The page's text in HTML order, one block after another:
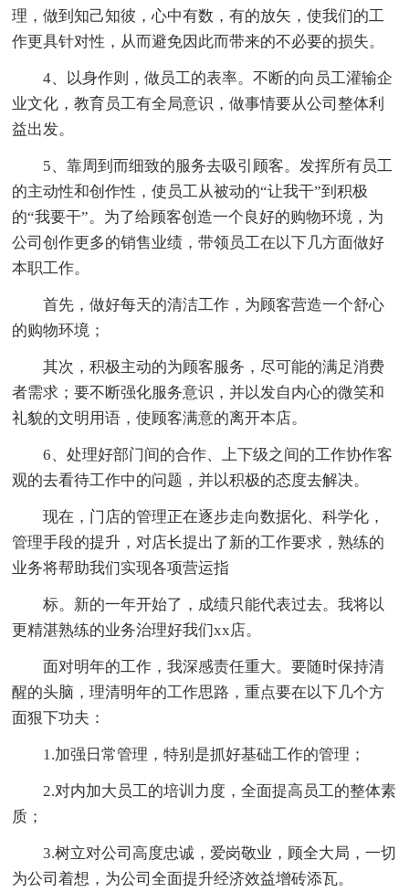
理，做到知己知彼，心中有数，有的放矢，使我们的工
作更具针对性，从而避免因此而带来的不必要的损失。
4、以身作则，做员工的表率。不断的向员工灌输企
业文化，教育员工有全局意识，做事情要从公司整体利
益出发。
5、靠周到而细致的服务去吸引顾客。发挥所有员工
的主动性和创作性，使员工从被动的“让我干”到积极
的“我要干”。为了给顾客创造一个良好的购物环境，为
公司创作更多的销售业绩，带领员工在以下几方面做好
本职工作。
首先，做好每天的清洁工作，为顾客营造一个舒心
的购物环境；
其次，积极主动的为顾客服务，尽可能的满足消费
者需求；要不断强化服务意识，并以发自内心的微笑和
礼貌的文明用语，使顾客满意的离开本店。
6、处理好部门间的合作、上下级之间的工作协作客
观的去看待工作中的问题，并以积极的态度去解决。
现在，门店的管理正在逐步走向数据化、科学化，
管理手段的提升，对店长提出了新的工作要求，熟练的
业务将帮助我们实现各项营运指
标。新的一年开始了，成绩只能代表过去。我将以
更精湛熟练的业务治理好我们xx店。
面对明年的工作，我深感责任重大。要随时保持清
醒的头脑，理清明年的工作思路，重点要在以下几个方
面狠下功夫：
1.加强日常管理，特别是抓好基础工作的管理；
2.对内加大员工的培训力度，全面提高员工的整体素
质；
3.树立对公司高度忠诚，爱岗敬业，顾全大局，一切
为公司着想，为公司全面提升经济效益增砖添瓦。